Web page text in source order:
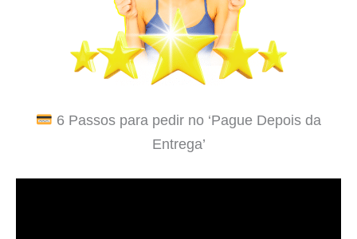
6 Passos para pedir no ‘Pague Depois da
Entrega’